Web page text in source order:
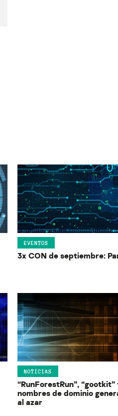
EVENTOS
3x CON de septiembre:
NOTICIAS
“RunForestRun”, “gootkit”
nombres de dominio
al azar